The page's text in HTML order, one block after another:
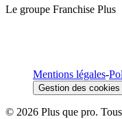
Le groupe Franchise Plus
Mentions légales-
Gestion des cookies
© 2026 Plus que pro.